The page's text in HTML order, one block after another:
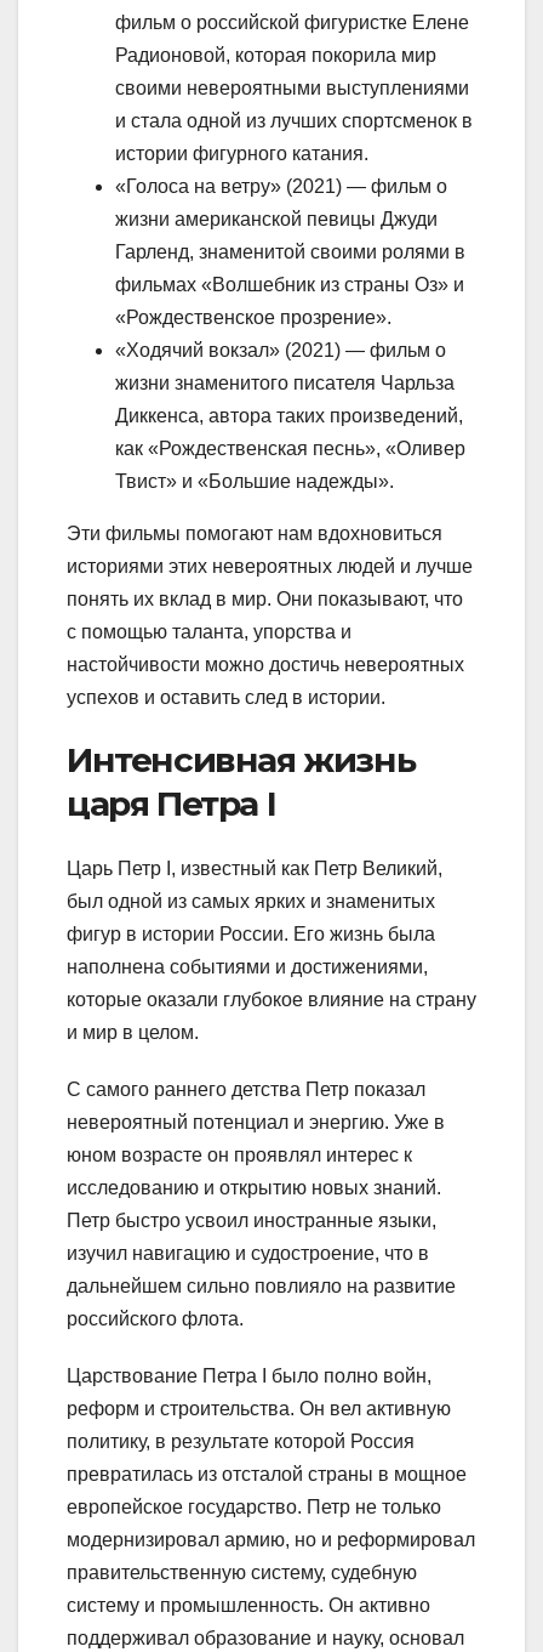
фильм о российской фигуристке Елене
Радионовой, которая покорила мир
своими невероятными выступлениями
и стала одной из лучших спортсменок в
истории фигурного катания.
«Голоса на ветру» (2021) — фильм о
жизни американской певицы Джуди
Гарленд, знаменитой своими ролями в
фильмах «Волшебник из страны Оз» и
«Рождественское прозрение».
«Ходячий вокзал» (2021) — фильм о
жизни знаменитого писателя Чарльза
Диккенса, автора таких произведений,
как «Рождественская песнь», «Оливер
Твист» и «Большие надежды».
Эти фильмы помогают нам вдохновиться
историями этих невероятных людей и лучше
понять их вклад в мир. Они показывают, что
с помощью таланта, упорства и
настойчивости можно достичь невероятных
успехов и оставить след в истории.
Интенсивная жизнь
царя Петра I
Царь Петр I, известный как Петр Великий,
был одной из самых ярких и знаменитых
фигур в истории России. Его жизнь была
наполнена событиями и достижениями,
которые оказали глубокое влияние на страну
и мир в целом.
С самого раннего детства Петр показал
невероятный потенциал и энергию. Уже в
юном возрасте он проявлял интерес к
исследованию и открытию новых знаний.
Петр быстро усвоил иностранные языки,
изучил навигацию и судостроение, что в
дальнейшем сильно повлияло на развитие
российского флота.
Царствование Петра I было полно войн,
реформ и строительства. Он вел активную
политику, в результате которой Россия
превратилась из отсталой страны в мощное
европейское государство. Петр не только
модернизировал армию, но и реформировал
правительственную систему, судебную
систему и промышленность. Он активно
поддерживал образование и науку, основал